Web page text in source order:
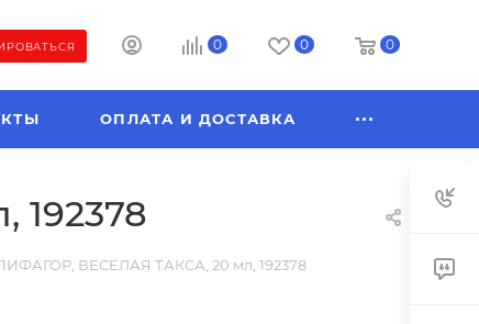
0 0 0
ОПЛАТА И ДОСТАВКА
ПИФАГОР, ВЕСЕЛАЯ ТАКСА, 20 мл, 192378